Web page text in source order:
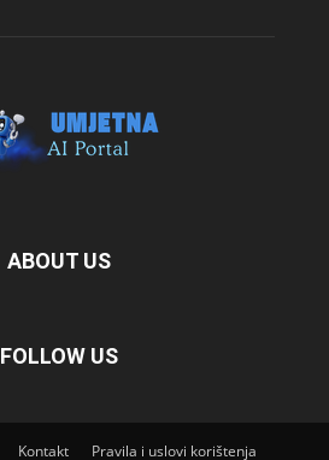
ABOUT US
FOLLOW US
Kontakt Pravila i uslovi korištenja